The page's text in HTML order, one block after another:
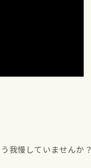
我慢していませんか？